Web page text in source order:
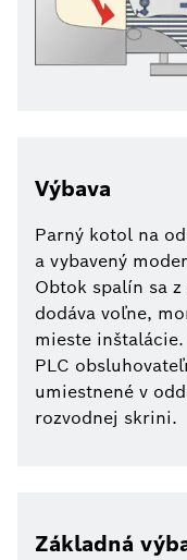
Výbava
Parný kotol na
a vybavený
Obtok spalín sa
dodáva voľne,
mieste
PLC
umiestnené v
rozvodnej skrini.
Základná